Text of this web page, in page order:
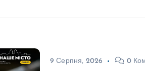
9 Серпня, 2026 0